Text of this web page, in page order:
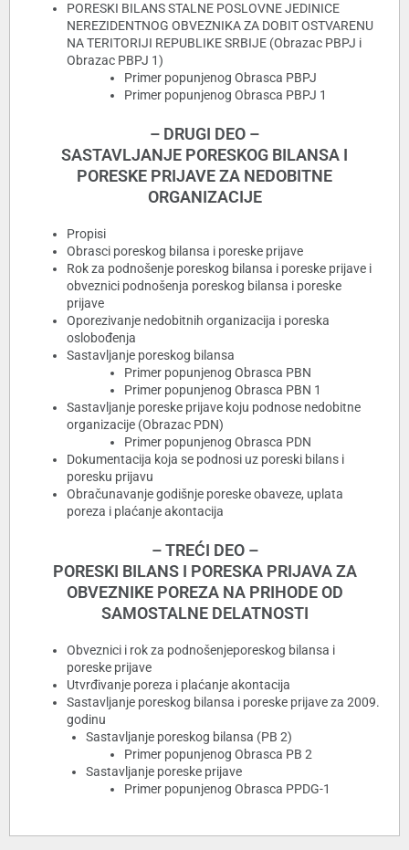
PORESKI BILANS STALNE POSLOVNE JEDINICE
NEREZIDENTNOG OBVEZNIKA ZA DOBIT OSTVARENU
NA TERITORIJI REPUBLIKE SRBIJE (Obrazac PBPJ i
Obrazac PBPJ 1)
Primer popunjenog Obrasca PBPJ
Primer popunjenog Obrasca PBPJ 1
– DRUGI DEO –
SASTAVLJANJE PORESKOG BILANSA I
PORESKE PRIJAVE ZA NEDOBITNE
ORGANIZACIJE
Propisi
Obrasci poreskog bilansa i poreske prijave
Rok za podnošenje poreskog bilansa i poreske prijave i
obveznici podnošenja poreskog bilansa i poreske
prijave
Oporezivanje nedobitnih organizacija i poreska
oslobođenja
Sastavljanje poreskog bilansa
Primer popunjenog Obrasca PBN
Primer popunjenog Obrasca PBN 1
Sastavljanje poreske prijave koju podnose nedobitne
organizacije (Obrazac PDN)
Primer popunjenog Obrasca PDN
Dokumentacija koja se podnosi uz poreski bilans i
poresku prijavu
Obračunavanje godišnje poreske obaveze, uplata
poreza i plaćanje akontacija
– TREĆI DEO –
PORESKI BILANS I PORESKA PRIJAVA ZA
OBVEZNIKE POREZA NA PRIHODE OD
SAMOSTALNE DELATNOSTI
Obveznici i rok za podnošenjeporeskog bilansa i
poreske prijave
Utvrđivanje poreza i plaćanje akontacija
Sastavljanje poreskog bilansa i poreske prijave za 2009.
godinu
Sastavljanje poreskog bilansa (PB 2)
Primer popunjenog Obrasca PB 2
Sastavljanje poreske prijave
Primer popunjenog Obrasca PPDG-1